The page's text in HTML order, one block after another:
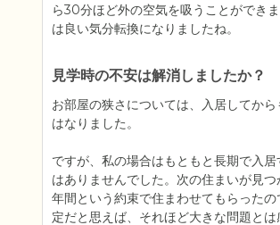
ら30分ほど外の空気を吸うことができ
は良い気分転換になりましたね。
見学時の不安は解消しましたか？
お部屋の狭さについては、入居してから
はなりました。
ですが、私の場合はもともと長期で入
はありませんでした。次の住まいが見つ
年間という約束で住まわせてもらったの
定だと思えば、それほど大きな問題とは